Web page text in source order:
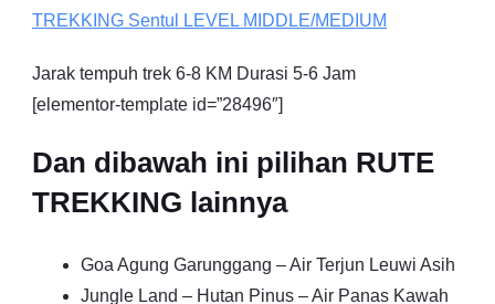
TREKKING Sentul LEVEL MIDDLE/MEDIUM
Jarak tempuh trek 6-8 KM Durasi 5-6 Jam
[elementor-template id=”28496″]
Dan dibawah ini pilihan RUTE
TREKKING lainnya
Goa Agung Garunggang – Air Terjun Leuwi Asih
Jungle Land – Hutan Pinus – Air Panas Kawah